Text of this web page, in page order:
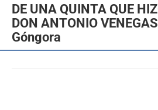
DE UNA QUINTA QUE
DON ANTONIO
Góngora